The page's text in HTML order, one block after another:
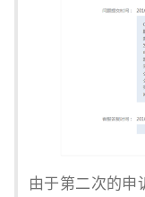
由于第二次的申